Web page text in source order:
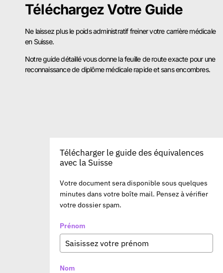
Téléchargez Votre Guide
Ne laissez plus le poids administratif freiner votre carrière médicale
en Suisse.
Notre guide détaillé vous donne la feuille de route exacte pour une
reconnaissance de diplôme médicale rapide et sans encombres.
Télécharger le guide des équivalences
avec la Suisse
Votre document sera disponible sous quelques
minutes dans votre boîte mail. Pensez à vérifier
votre dossier spam.
Prénom
Nom